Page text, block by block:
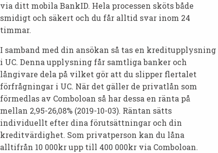
via ditt mobila BankID. Hela processen sköts både
smidigt och säkert och du får alltid svar inom 24
timmar.
I samband med din ansökan så tas en kreditupplysning
i UC. Denna upplysning får samtliga banker och
långivare dela på vilket gör att du slipper flertalet
förfrågningar i UC. När det gäller de privatlån som
förmedlas av Comboloan så har dessa en ränta på
mellan 2,95-26,08% (2019-10-03). Räntan sätts
individuellt efter dina förutsättningar och din
kreditvärdighet. Som privatperson kan du låna
alltifrån 10 000kr upp till 400 000kr via Comboloan.